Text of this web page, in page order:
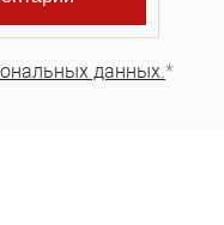
данных.*